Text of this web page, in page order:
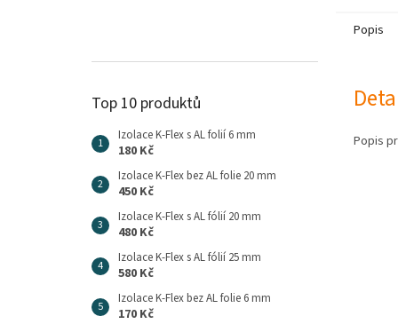
Top 10 produktů
Izolace K-Flex s AL folií 6 mm
180 Kč
Izolace K-Flex bez AL folie 20 mm
450 Kč
Izolace K-Flex s AL fólií 20 mm
480 Kč
Izolace K-Flex s AL fólií 25 mm
580 Kč
Izolace K-Flex bez AL folie 6 mm
170 Kč
Popis
Popis